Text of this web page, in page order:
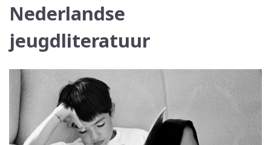
Nederlandse
jeugdliteratuur